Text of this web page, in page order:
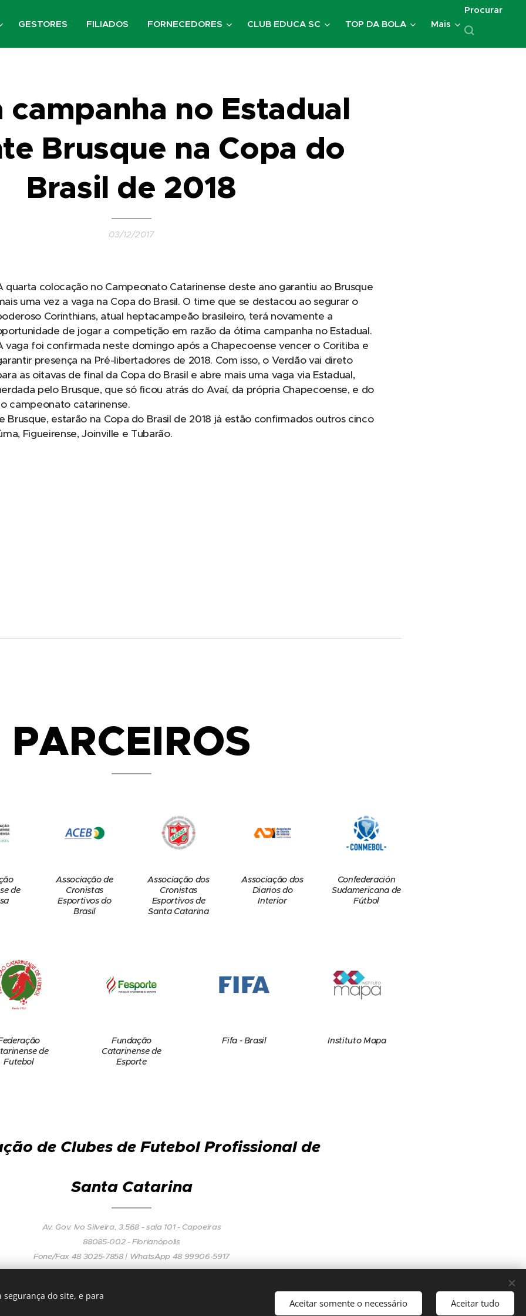
GESTORES FILIADOS FORNECEDORES CLUB EDUCA SC TOP DA BOLA Mais
Procurar
campanha no Estadual
Brusque na Copa do
Brasil de 2018
03/12/2017
quarta colocação no Campeonato Catarinense deste ano garantiu ao Brusque
uma vez a vaga na Copa do Brasil. O time que se destacou ao segurar o
Corinthians, atual heptacampeão brasileiro, terá novamente a
de jogar a competição em razão da ótima campanha no Estadual.
vaga foi confirmada neste domingo após a Chapecoense vencer o Coritiba e
presença na Pré-libertadores de 2018. Com isso, o Verdão vai direto
as oitavas de final da Copa do Brasil e abre mais uma vaga via Estadual,
pelo Brusque, que só ficou atrás do Avaí, da própria Chapecoense, e do
campeonato catarinense.
Brusque, estarão na Copa do Brasil de 2018 já estão confirmados outros cinco
Figueirense, Joinville e Tubarão.
PARCEIROS
de
Associação de
Cronistas
Esportivos do
Brasil
Associação dos
Cronistas
Esportivos de
Santa Catarina
Associação dos
Diarios do
Interior
Confederación
Sudamericana de
Fútbol
de
Futebol
Fundação
Catarinense de
Esporte
Fifa - Brasil Instituto Mapa
de Clubes de Futebol Profissional de
Santa Catarina
Av. Gov. Ivo Silveira, 3.568 - sala 101 - Capoeiras
88085-002 - Florianópolis
Fone/Fax 48 3025-7858 | WhatsApp 48 99906-5917
do site, e para
Aceitar somente o necessário Aceitar tudo